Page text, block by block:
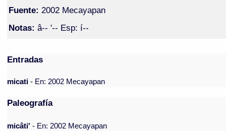
Fuente: 2002 Mecayapan
Notas: â-- '-- Esp: í--
Entradas
micati- En: 2002 Mecayapan
Paleografía
micâti' - En: 2002 Mecayapan